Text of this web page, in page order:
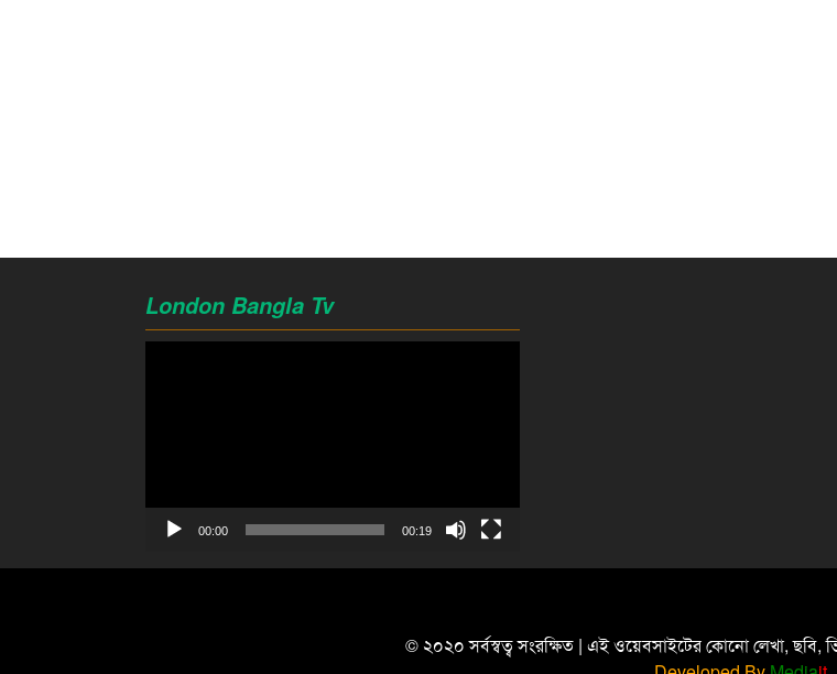
London Bangla Tv
00:00 00:19
© ২০২০ সর্বস্বত্ব সংরক্ষিত | এই ওয়েবসাইটের কোনো লেখা, ছবি,